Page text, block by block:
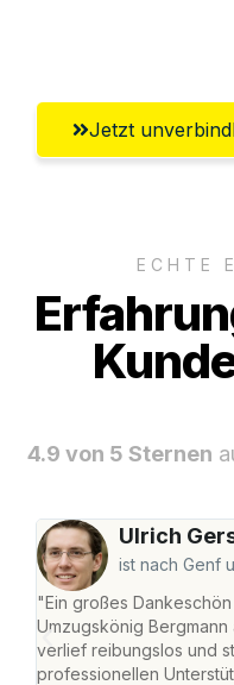
Jetzt
ECHTE
4.9 von 5 Sternen
Ulrich
ist nach Genf
"Ein großes
Umzugskönig
verlief reibungslos und
professionellen